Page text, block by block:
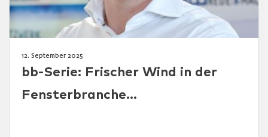
12. September 2025
bb-Serie: Frischer Wind in der
Fensterbranche…